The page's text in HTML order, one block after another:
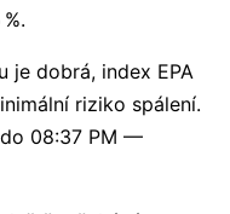
je dobrá, index EPA
riziko spálení.
08:37 PM —